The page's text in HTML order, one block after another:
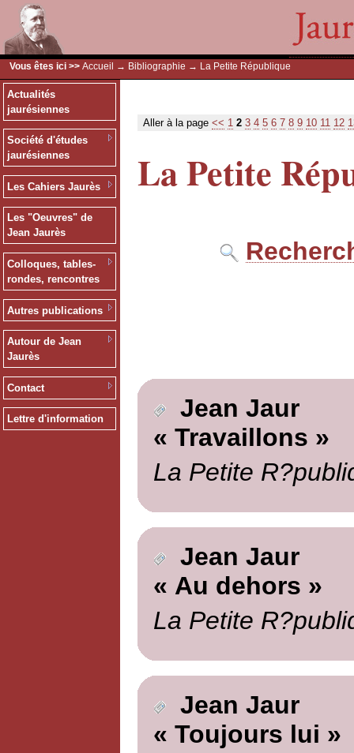
Vous êtes ici >> Accueil → Bibliographie → La Petite République
Actualités
jaurésiennes
Société d'études
jaurésiennes
Les Cahiers Jaurès
Les "Oeuvres" de
Jean Jaurès
Colloques, tables-
rondes, rencontres
Autres publications
Autour de Jean
Jaurès
Contact
Lettre d'information
Aller à la page << 1 2 3 4 5 6 7 8 9 10 11 12
La Petite
Jean Jaur
« Travaillons »
La Petite
Jean Jaur
« Au dehors »
La Petite
Jean Jaur
« Toujours lui »